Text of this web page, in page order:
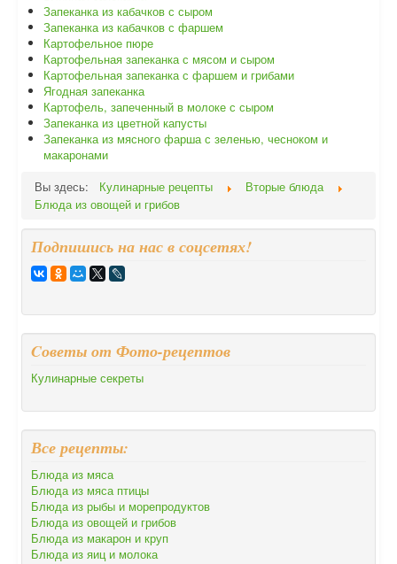
Запеканка из кабачков с сыром
Запеканка из кабачков с фаршем
Картофельное пюре
Картофельная запеканка с мясом и сыром
Картофельная запеканка с фаршем и грибами
Ягодная запеканка
Картофель, запеченный в молоке с сыром
Запеканка из цветной капусты
Запеканка из мясного фарша с зеленью, чесноком и
макаронами
Вы здесь:
Кулинарные рецепты
Вторые блюда
Блюда из овощей и грибов
Подпишись на нас в соцсетях!
Cоветы от Фото-рецептов
Кулинарные секреты
Все рецепты:
Блюда из мяса
Блюда из мяса птицы
Блюда из рыбы и морепродуктов
Блюда из овощей и грибов
Блюда из макарон и круп
Блюда из яиц и молока